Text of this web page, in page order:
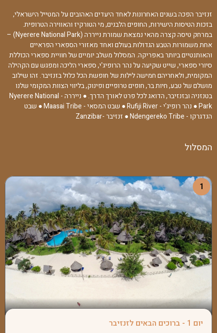
זנזיבר הפכה בשנים האחרונות לאחד היעדים האהובים על המטייל הישראלי,
בזכות הטיסות הישירות, החופים הלבנים, מי הטורקיז והאווירה הטרופית.
במרחק טיסה קצרה מהאי נמצאת שמורת נייררה (Nyerere National Park) –
אחת משמורות הטבע הגדולות בעולם ואחד מאזורי הספארי הפראיים
והאותנטיים ביותר באפריקה. המסלול משלב יומיים של חוויית ספארי הכוללת
סיורי ספארי, שייט שקיעה על נהר הרופיג'י, ספארי הליכה ומפגש עם הקהילה
המקומית, ולאחריהם חמישה לילות של חופשת הכל כלול בזנזיבר. זהו שילוב
מושלם של טבע, חיות בר, חופים טרופיים ופינוק, בליווי הצוות המקומי שלנו
בטנזניה ובזנזיבר, הדואג לכל פרט לאורך הדרך. ● נייררה - Nyerere National
Park ● נהר רופיג'י - Rufiji River ● שבט המסאי - Maasai Tribe ● שבט
הנדגרקו - Ndengereko Tribe ● זנזיבר -Zanzibar
המסלול
1
יום 1 - ברוכים הבאים לזנזיבר